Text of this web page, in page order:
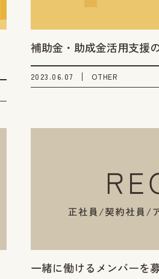
補助金・助成金活用支援
2023.06.07 OTHER
一緒に働けるメンバーを